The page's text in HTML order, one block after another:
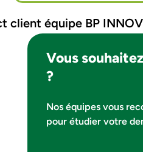
Vous
?
Nos équipes vous
pour étudier votre